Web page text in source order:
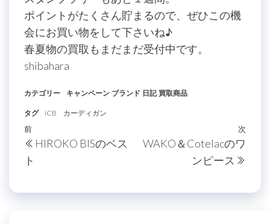
ポイントがたくさん貯まるので、ぜひこの機
会にお買い物をして下さいね♪
春夏物の買取もまだまだ受付中です。
shibahara
カテゴリー キャンペーン ブランド 日記 買取商品
タグ iCB カーディガン
投
稿
ナ
ビ
過
去
の
前
HIROKO BISのベス
ト
次
次
WAKO＆Cotelacのワ
ンピース